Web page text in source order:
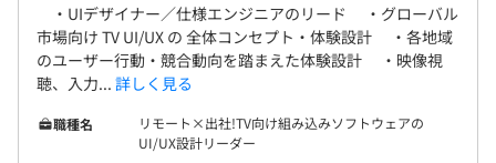
・UIデザイナー／仕様エンジニアのリード ・グローバル
市場向け TV UI/UX の 全体コンセプト・体験設計 ・各地域
のユーザー行動・競合動向を踏まえた体験設計 ・映像視
聴、入力... 詳しく見る
職種名
リモート×出社!TV向け組み込みソフトウェアの
UI/UX設計リーダー